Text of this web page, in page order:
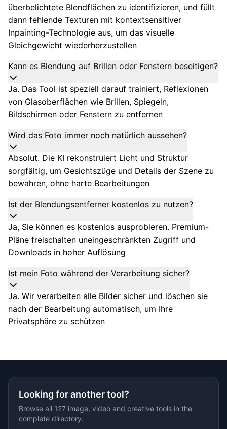
überbelichtete Blendflächen zu identifizieren, und füllt
dann fehlende Texturen mit kontextsensitiver
Inpainting-Technologie aus, um das visuelle
Gleichgewicht wiederherzustellen
Kann es Blendung auf Brillen oder Fenstern beseitigen?
Ja. Das Tool ist speziell darauf trainiert, Reflexionen
von Glasoberflächen wie Brillen, Spiegeln,
Bildschirmen oder Fenstern zu entfernen
Wird das Foto immer noch natürlich aussehen?
Absolut. Die KI rekonstruiert Licht und Struktur
sorgfältig, um Gesichtszüge und Details der Szene zu
bewahren, ohne harte Bearbeitungen
Ist der Blendungsentferner kostenlos zu nutzen?
Ja, Sie können es kostenlos ausprobieren. Premium-
Pläne freischalten uneingeschränkten Zugriff und
Downloads in hoher Auflösung
Ist mein Foto während der Verarbeitung sicher?
Ja. Wir verarbeiten alle Bilder sicher und löschen sie
nach der Bearbeitung automatisch, um Ihre
Privatsphäre zu schützen
Looking for another tool?
Browse all 127 image, video and creative tools in the
complete directory.